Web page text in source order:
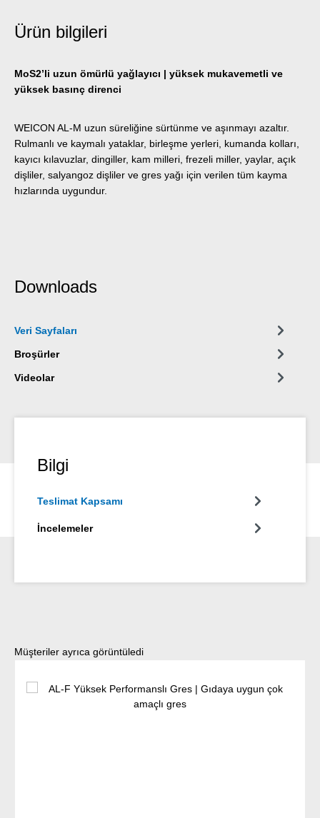
Ürün bilgileri
MoS2’li uzun ömürlü yağlayıcı | yüksek mukavemetli ve
yüksek basınç direnci
WEICON AL-M uzun süreliğine sürtünme ve aşınmayı azaltır.
Rulmanlı ve kaymalı yataklar, birleşme yerleri, kumanda kolları,
kayıcı kılavuzlar, dingiller, kam milleri, frezeli miller, yaylar, açık
dişliler, salyangoz dişliler ve gres yağı için verilen tüm kayma
hızlarında uygundur.
Downloads
Veri Sayfaları
Broşürler
Videolar
Bilgi
Teslimat Kapsamı
İncelemeler
Ürün galerisini atla
Müşteriler ayrıca görüntüledi